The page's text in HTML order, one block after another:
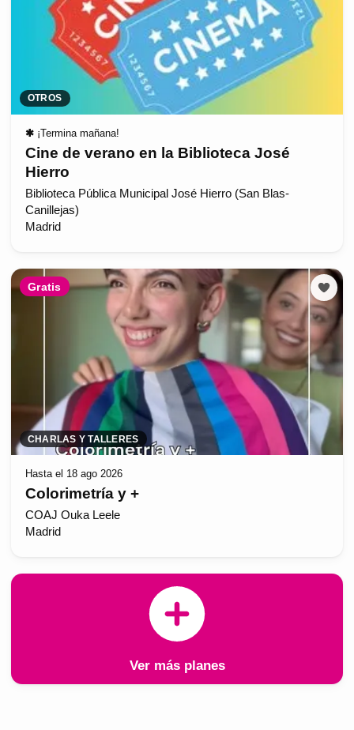
OTROS
✱ ¡Termina mañana!
Cine de verano en la Biblioteca José
Hierro
Biblioteca Pública Municipal José Hierro (San Blas-
Canillejas)
Madrid
Gratis
CHARLAS Y TALLERES
Hasta el 18 ago 2026
Colorimetría y +
COAJ Ouka Leele
Madrid
Ver más planes